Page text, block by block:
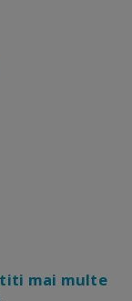
mai multe